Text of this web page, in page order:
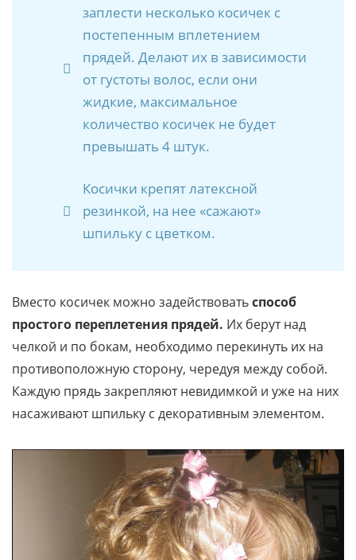
заплести несколько косичек с
постепенным вплетением
прядей. Делают их в зависимости
от густоты волос, если они
жидкие, максимальное
количество косичек не будет
превышать 4 штук.
Косички крепят латексной
резинкой, на нее «сажают»
шпильку с цветком.
Вместо косичек можно задействоватьспособ
простого переплетения прядей. Их берут над
челкой и по бокам, необходимо перекинуть их на
противоположную сторону, чередуя между собой.
Каждую прядь закрепляют невидимкой и уже на них
насаживают шпильку с декоративным элементом.